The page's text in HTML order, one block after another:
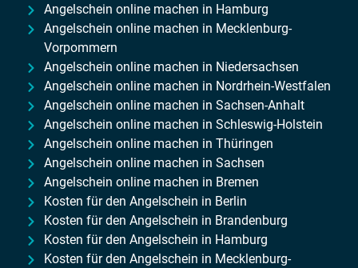
Angelschein online machen in Hamburg
Angelschein online machen in Mecklenburg-
Vorpommern
Angelschein online machen in Niedersachsen
Angelschein online machen in Nordrhein-Westfalen
Angelschein online machen in Sachsen-Anhalt
Angelschein online machen in Schleswig-Holstein
Angelschein online machen in Thüringen
Angelschein online machen in Sachsen
Angelschein online machen in Bremen
Kosten für den Angelschein in Berlin
Kosten für den Angelschein in Brandenburg
Kosten für den Angelschein in Hamburg
Kosten für den Angelschein in Mecklenburg-